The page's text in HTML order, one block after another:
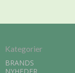
Kategorier
BRANDS